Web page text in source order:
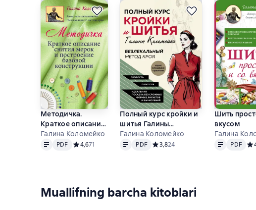
Методичка.
Краткое описание
снятия мерок и
построение
Галина Коломейко
Matn PDF
PDF Средний рейтинг 4,6 на основе 71 оценок
4,671
Полный курс кройки и
шитья Галины
Коломейко.
Безлекальный метод
Галина Коломейко
Matn PDF
PDF Средний рейтинг 3,8 на основе 24
3,824
Шить
вкусом
Галина
Matn PDF
PDF
Muallifning barcha kitoblari